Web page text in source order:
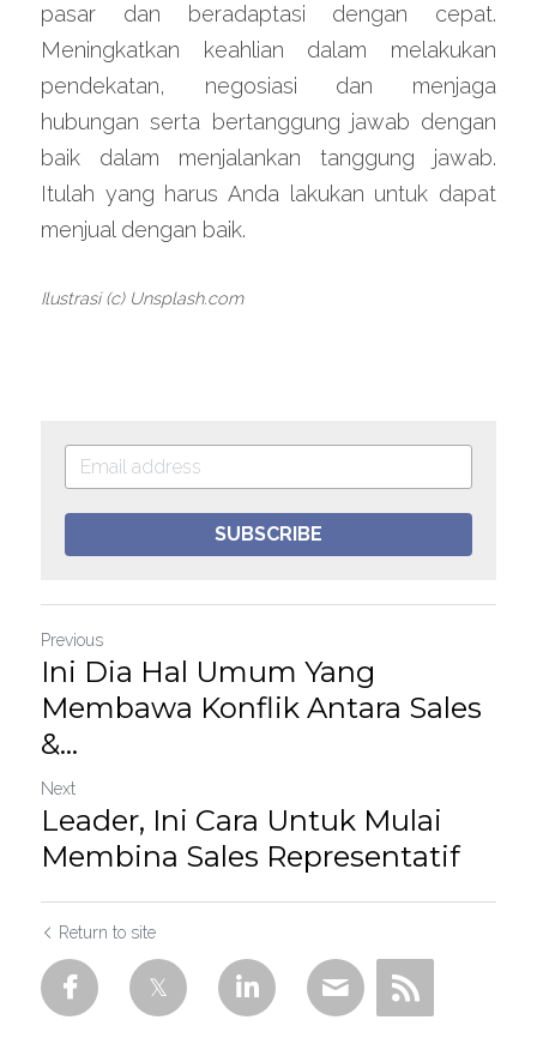
pasar dan beradaptasi dengan cepat.
Meningkatkan keahlian dalam melakukan
pendekatan, negosiasi dan menjaga
hubungan serta bertanggung jawab dengan
baik dalam menjalankan tanggung jawab.
Itulah yang harus Anda lakukan untuk dapat
menjual dengan baik.
Ilustrasi (c) Unsplash.com
SUBSCRIBE
Previous
Ini Dia Hal Umum Yang
Membawa Konflik Antara Sales
&...
Next
Leader, Ini Cara Untuk Mulai
Membina Sales Representatif
Return to site